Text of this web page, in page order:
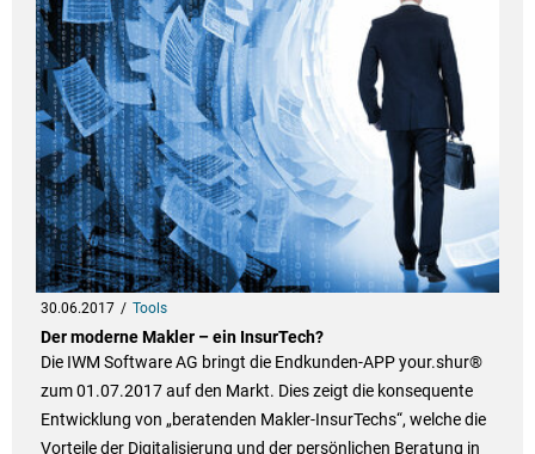
30.06.2017 Tools
Der moderne Makler – ein InsurTech?
Die IWM Software AG bringt die Endkunden-APP your.shur®
zum 01.07.2017 auf den Markt. Dies zeigt die konsequente
Entwicklung von „beratenden Makler-InsurTechs“, welche die
Vorteile der Digitalisierung und der persönlichen Beratung in